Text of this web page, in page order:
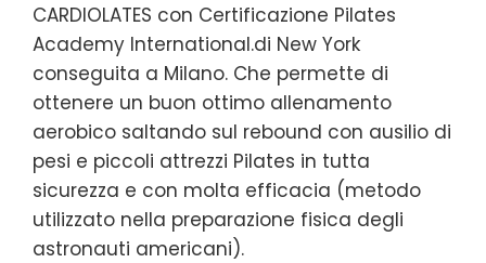
CARDIOLATES con Certificazione Pilates
Academy International.di New York
conseguita a Milano. Che permette di
ottenere un buon ottimo allenamento
aerobico saltando sul rebound con ausilio di
pesi e piccoli attrezzi Pilates in tutta
sicurezza e con molta efficacia (metodo
utilizzato nella preparazione fisica degli
astronauti americani).